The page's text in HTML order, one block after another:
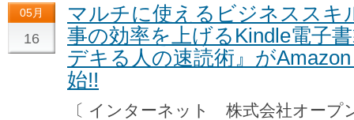
05月
16
マルチに使えるビジネススキ
事の効率を上げるKindle電子
デキる人の速読術』が
始!!
〔 インターネット 株式会社オー